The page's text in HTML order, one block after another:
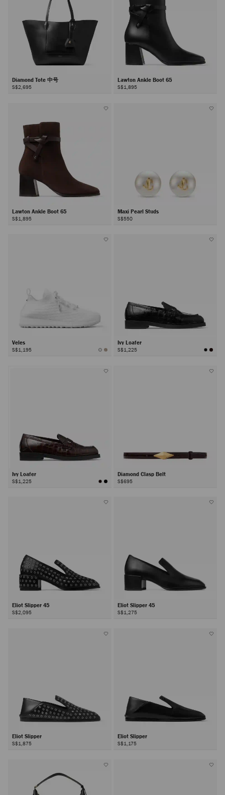
Diamond Tote 中号
S$2,695
Lawton Ankle Boot 65
S$1,895
Lawton Ankle Boot 65
S$1,895
Maxi Pearl Studs
S$550
Veles
S$1,195
Ivy Loafer
S$1,225
Ivy Loafer
S$1,225
Diamond Clasp Belt
S$695
Eliot Slipper 45
S$2,095
Eliot Slipper 45
S$1,275
Eliot Slipper
S$1,875
Eliot Slipper
S$1,175